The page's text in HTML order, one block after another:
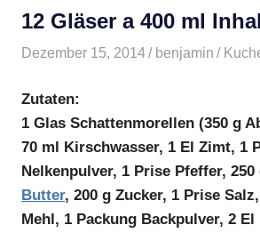
12 Gläser a 400 ml
Dezember 15, 2014 benjamin
Zutaten:
1 Glas Schattenmorellen (350 g
70 ml Kirschwasser, 1 El Zimt, 1
Nelkenpulver, 1 Prise Pfeffer,
Butter, 200 g Zucker, 1 Prise
Mehl, 1 Packung Backpulver, 2